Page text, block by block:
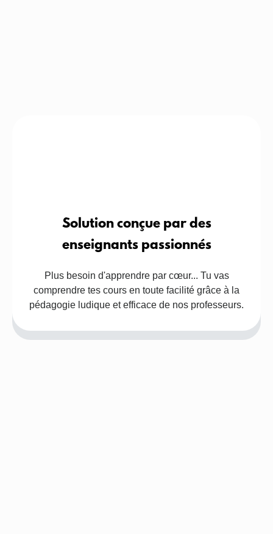
Solution conçue par des
enseignants passionnés
Plus besoin d'apprendre par cœur... Tu vas
comprendre tes cours en toute facilité grâce à la
pédagogie ludique et efficace de nos professeurs.